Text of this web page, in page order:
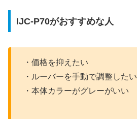
IJC-P70がおすすめな人
・価格を抑えたい
・ルーバーを手動で調整したい
・本体カラーがグレーがいい